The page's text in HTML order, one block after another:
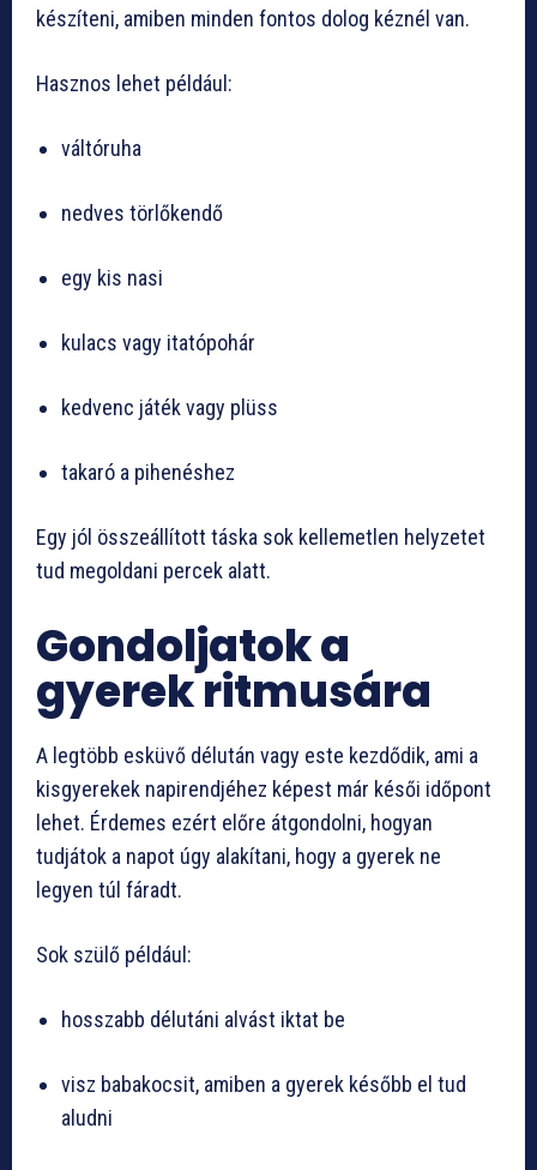
készíteni, amiben minden fontos dolog kéznél van.
Hasznos lehet például:
váltóruha
nedves törlőkendő
egy kis nasi
kulacs vagy itatópohár
kedvenc játék vagy plüss
takaró a pihenéshez
Egy jól összeállított táska sok kellemetlen helyzetet
tud megoldani percek alatt.
Gondoljatok a
gyerek ritmusára
A legtöbb esküvő délután vagy este kezdődik, ami a
kisgyerekek napirendjéhez képest már késői időpont
lehet. Érdemes ezért előre átgondolni, hogyan
tudjátok a napot úgy alakítani, hogy a gyerek ne
legyen túl fáradt.
Sok szülő például:
hosszabb délutáni alvást iktat be
visz babakocsit, amiben a gyerek később el tud
aludni